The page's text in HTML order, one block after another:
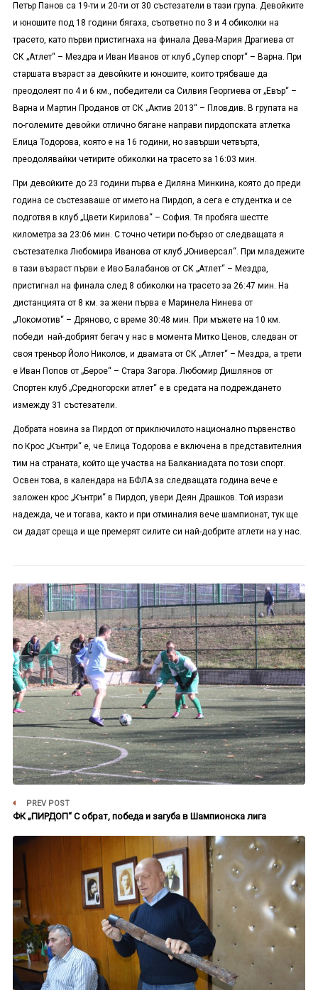
Петър Панов са 19-ти и 20-ти от 30 състезатели в тази група. Девойките
и юношите под 18 години бягаха, съответно по 3 и 4 обиколки на
трасето, като първи пристигнаха на финала Дева-Мария Драгиева от
СК „Атлет“ – Мездра и Иван Иванов от клуб „Супер спорт“ – Варна. При
старшата възраст за девойките и юношите, които трябваше да
преодолеят по 4 и 6 км., победители са Силвия Георгиева от „Евър“ –
Варна и Мартин Проданов от СК „Актив 2013“ – Пловдив. В групата на
по-големите девойки отлично бягане направи пирдопската атлетка
Елица Тодорова, която е на 16 години, но завърши четвърта,
преодолявайки четирите обиколки на трасето за 16:03 мин.
При девойките до 23 години първа е Диляна Минкина, която до преди
година се състезаваше от името на Пирдоп, а сега е студентка и се
подготвя в клуб „Цвети Кирилова“ – София. Тя пробяга шестте
километра за 23:06 мин. С точно четири по-бързо от следващата я
състезателка Любомира Иванова от клуб „Юниверсал“. При младежите
в тази възраст първи е Иво Балабанов от СК „Атлет“ – Мездра,
пристигнал на финала след 8 обиколки на трасето за 26:47 мин. На
дистанцията от 8 км. за жени първа е Маринела Нинева от
„Локомотив“ – Дряново, с време 30:48 мин. При мъжете на 10 км.
победи най-добрият бегач у нас в момента Митко Ценов, следван от
своя треньор Йоло Николов, и двамата от СК „Атлет“ – Мездра, а трети
е Иван Попов от „Берое“ – Стара Загора. Любомир Дишлянов от
Спортен клуб „Средногорски атлет“ е в средата на подреждането
измежду 31 състезатели.
Добрата новина за Пирдоп от приключилото национално първенство
по Крос „Кънтри“ е, че Елица Тодорова е включена в представителния
тим на страната, който ще участва на Балканиадата по този спорт.
Освен това, в календара на БФЛА за следващата година вече е
заложен крос „Кънтри“ в Пирдоп, увери Деян Драшков. Той изрази
надежда, че и тогава, както и при отминалия вече шампионат, тук ще
си дадат среща и ще премерят силите си най-добрите атлети на у нас.
PREV POST
ФК „ПИРДОП“ С обрат, победа и загуба в Шампионска лига